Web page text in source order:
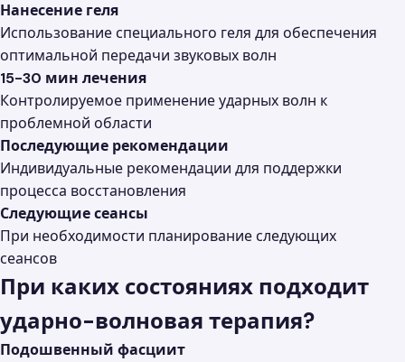
Нанесение геля
Использование специального геля для обеспечения
оптимальной передачи звуковых волн
15-30 мин лечения
Контролируемое применение ударных волн к
проблемной области
Последующие рекомендации
Индивидуальные рекомендации для поддержки
процесса восстановления
Следующие сеансы
При необходимости планирование следующих
сеансов
При каких состояниях подходит
ударно-волновая терапия?
Подошвенный фасциит